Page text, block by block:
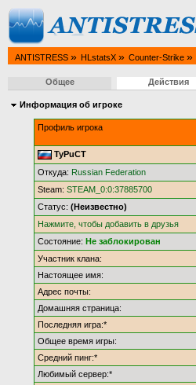
ANTISTRESS » HLstatsX » Counter-Strike »
Общее Действия
Информация об игроке
Профиль игрока
TyPuCT
Откуда: Russian Federation
Steam:STEAM_0:0:37885700
Статус:(Неизвестно)
Нажмите, чтобы добавить в друзья
Состояние:Не заблокирован
Участник клана:
Настоящее имя:
Адрес почты:
Домашняя страница:
Последняя игра:*
Общее время игры:
Средний пинг:*
Любимый сервер:*